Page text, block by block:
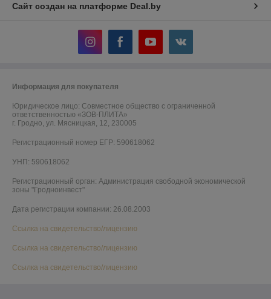
Сайт создан на платформе Deal.by
Информация для покупателя
Юридическое лицо: Совместное общество с ограниченной
ответственностью «ЗОВ-ПЛИТА»
г. Гродно, ул. Мясницкая, 12, 230005
Регистрационный номер ЕГР: 590618062
УНП: 590618062
Регистрационный орган: Администрация свободной экономической
зоны "Гродноинвест"
Дата регистрации компании: 26.08.2003
Ссылка на свидетельство/лицензию
Ссылка на свидетельство/лицензию
Ссылка на свидетельство/лицензию